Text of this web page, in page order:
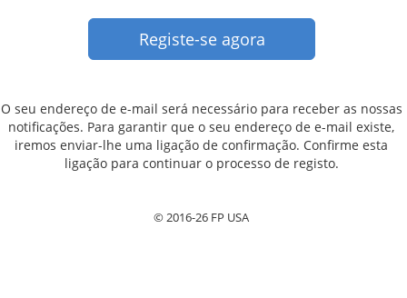
O seu endereço de e-mail será necessário para receber as nossas
notificações. Para garantir que o seu endereço de e-mail existe,
iremos enviar-lhe uma ligação de confirmação. Confirme esta
ligação para continuar o processo de registo.
© 2016-26 FP USA